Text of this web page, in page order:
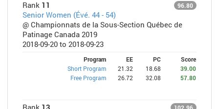
Rank 11 96.80
Senior Women (Évé. 44 - 54)
@ Championnats de la Sous-Section Québec de
Patinage Canada 2019
2018-09-20 to 2018-09-23
Program EE PC
Score
Short Program
21.32 18.68
39.00
Free Program
26.72 32.08 57.80